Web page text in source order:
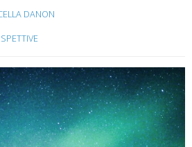
DANON